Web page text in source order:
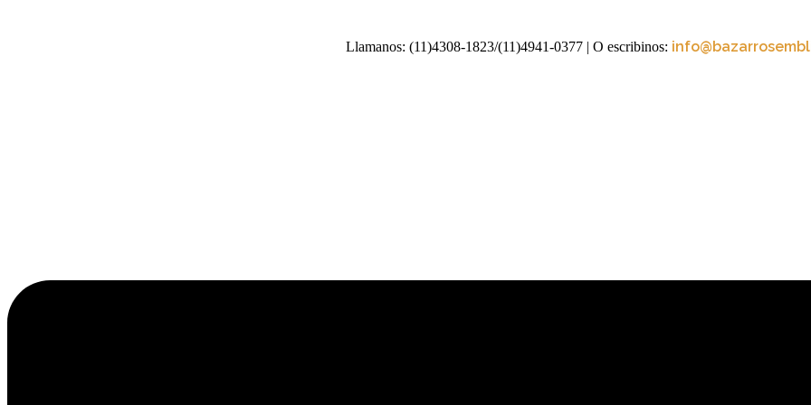
Llamanos: (11)4308-1823/(11)4941-0377 | O escribinos: